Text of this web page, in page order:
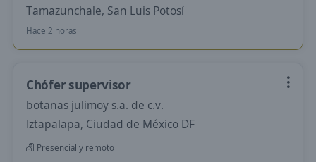
Tamazunchale, San Luis Potosí
Hace 2 horas
Chófer supervisor
botanas julimoy s.a. de c.v.
Iztapalapa, Ciudad de México DF
Presencial y remoto